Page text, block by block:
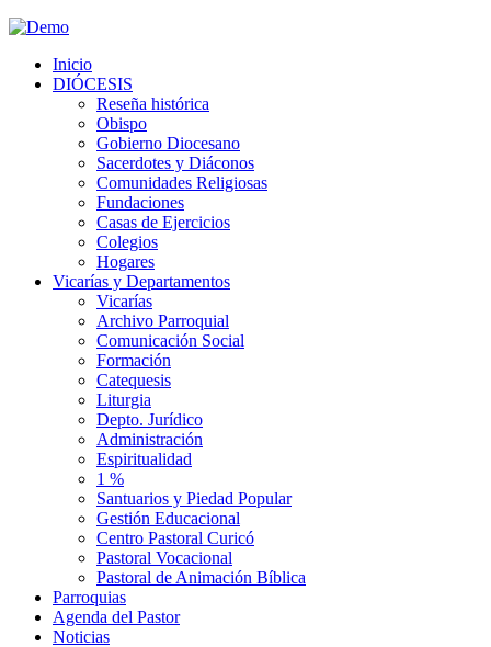
Inicio
DIÓCESIS
Reseña histórica
Obispo
Gobierno Diocesano
Sacerdotes y Diáconos
Comunidades Religiosas
Fundaciones
Casas de Ejercicios
Colegios
Hogares
Vicarías y Departamentos
Vicarías
Archivo Parroquial
Comunicación Social
Formación
Catequesis
Liturgia
Depto. Jurídico
Administración
Espiritualidad
1 %
Santuarios y Piedad Popular
Gestión Educacional
Centro Pastoral Curicó
Pastoral Vocacional
Pastoral de Animación Bíblica
Parroquias
Agenda del Pastor
Noticias